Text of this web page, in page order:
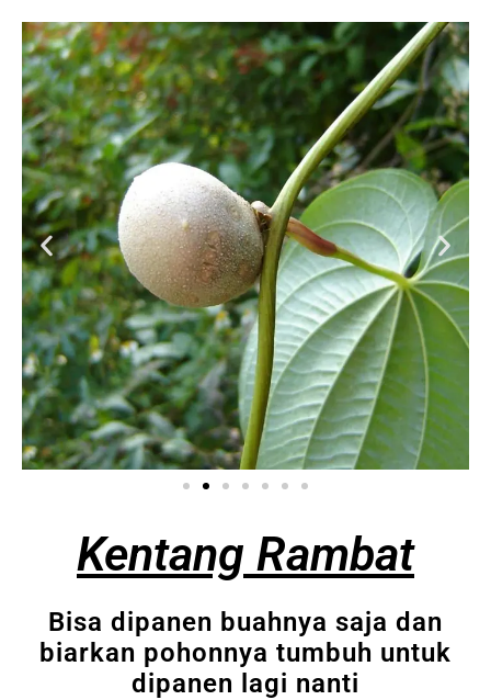
Kentang Rambat
Bisa dipanen buahnya saja dan
biarkan pohonnya tumbuh untuk
dipanen lagi nanti